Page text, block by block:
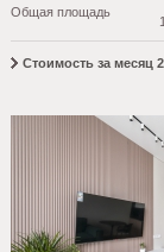
Общая площадь
Стоимость за месяц